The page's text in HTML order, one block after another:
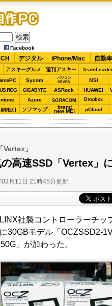
PC
デジタル iPhone/Mac 自動車
アスキーグルメ 週刊アスキー
Sycom
パソコン
SEVEN
MSI
ROG GIGABYTE ASRock HUAWEI
Azure SORACOM Dropbox
ソフマップ brand
new ME! pCloud
Vertex」
の高速SSD「Vertex」
03月11日 21時45分更新
社製コントローラーチッ
30GBモデル「OCZSSD2-
」が加わった。